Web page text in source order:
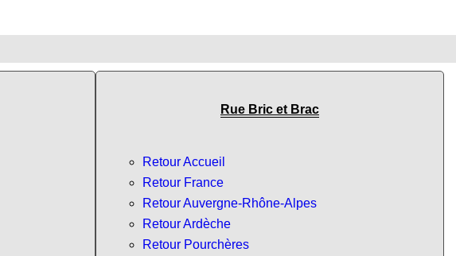
Rue Bric et Brac
Retour Accueil
Retour France
Retour Auvergne-Rhône-Alpes
Retour Ardèche
Retour Pourchères